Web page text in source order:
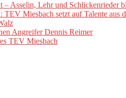
Asselin, Lehr und Schlickenrieder
Miesbach setzt auf Talente aus
Angreifer Dennis Reimer
TEV Miesbach